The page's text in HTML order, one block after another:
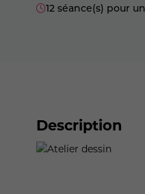
12 séance(s) pour
Description